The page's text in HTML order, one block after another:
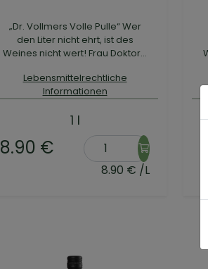
„Dr. Vollmers Volle Pulle“ Wer
den Liter nicht ehrt, ist des
Weines nicht wert! Frau Doktor...
Lebensmittelrechtliche
Informationen
1 l
8.90 €
8.90 € /L